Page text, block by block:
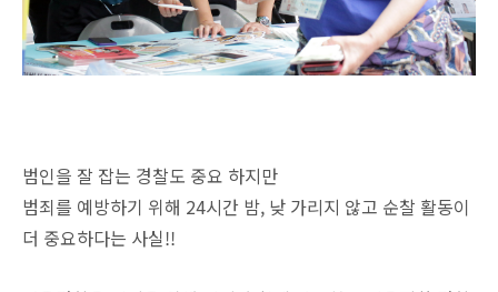
범인을 잘 잡는 경찰도 중요 하지만
범죄를 예방하기 위해 24시간 밤, 낮 가리지 않고 순찰 활동이
더 중요하다는 사실!!